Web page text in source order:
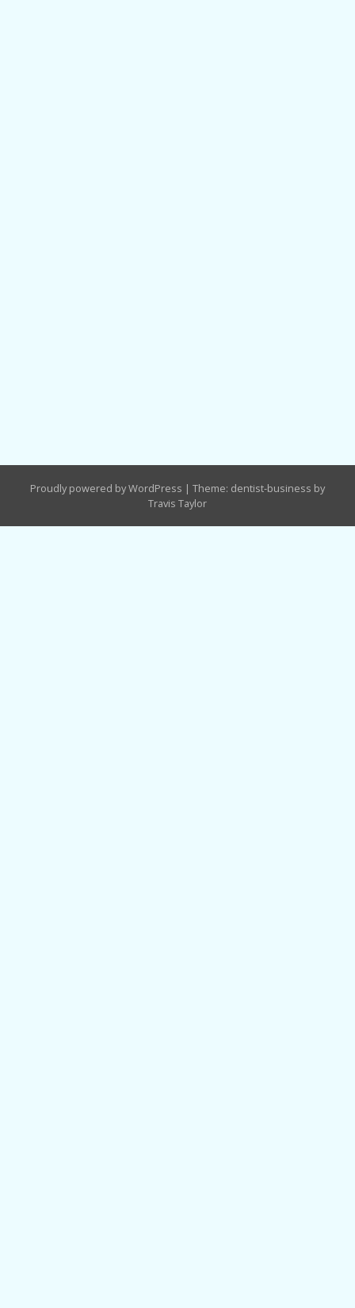
Proudly powered by WordPress | Theme: dentist-business by
Travis Taylor